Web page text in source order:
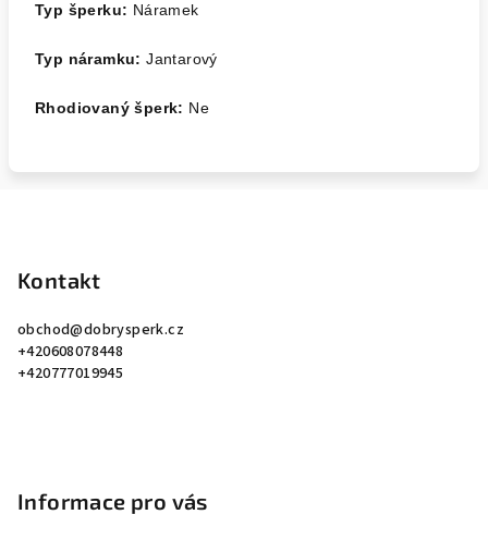
Typ šperku: Náramek
Typ náramku:Jantarový
Rhodiovaný šperk: Ne
Kontakt
obchod@dobrysperk.cz
+420608078448
+420777019945
Informace pro vás